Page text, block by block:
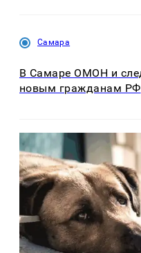
Самара
В Самаре ОМОН и
новым гражданам РФ